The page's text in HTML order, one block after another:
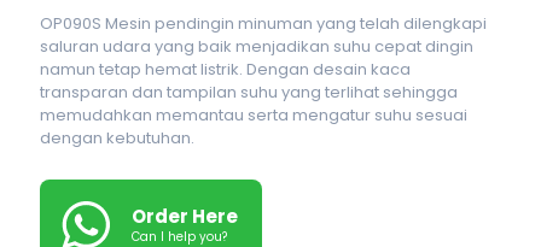
OP090S Mesin pendingin minuman yang telah dilengkapi
saluran udara yang baik menjadikan suhu cepat dingin
namun tetap hemat listrik. Dengan desain kaca
transparan dan tampilan suhu yang terlihat sehingga
memudahkan memantau serta mengatur suhu sesuai
dengan kebutuhan.
Order Here
Can I help you?